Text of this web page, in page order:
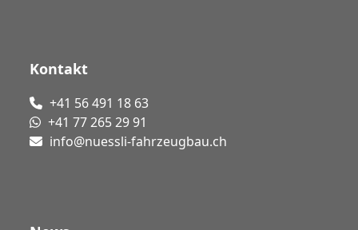
Kontakt
+41 56 491 18 63
+41 77 265 29 91
info@nuessli-fahrzeugbau.ch